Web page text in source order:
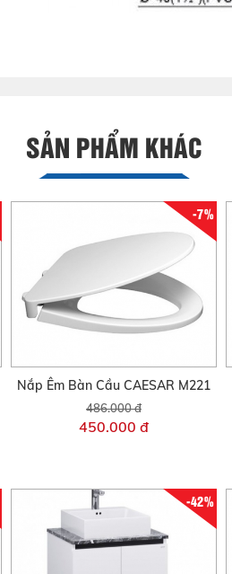
SẢN PHẨM KHÁC
-7%
Nắp Êm Bàn Cầu CAESAR M221
486.000 đ
450.000 đ
-42%